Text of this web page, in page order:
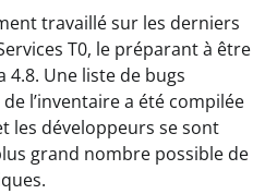
travaillé sur les derniers
T0, le préparant à être
4.8. Une liste de bugs
l’inventaire a été compilée
les développeurs se sont
grand nombre possible de